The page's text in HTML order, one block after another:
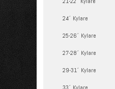
24´ Kylare
25-26´ Kylare
27-28´ Kylare
29-31´ Kylare